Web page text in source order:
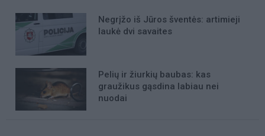
Negrįžo iš Jūros šventės: artimieji
laukė dvi savaites
Pelių ir žiurkių baubas: kas
graužikus gąsdina labiau nei
nuodai